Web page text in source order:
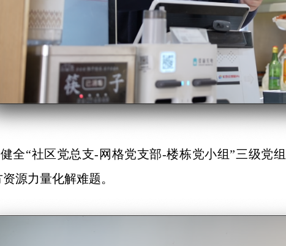
全“社区党总支-网格党支部-楼栋党小组”三级党
源力量化解难题。